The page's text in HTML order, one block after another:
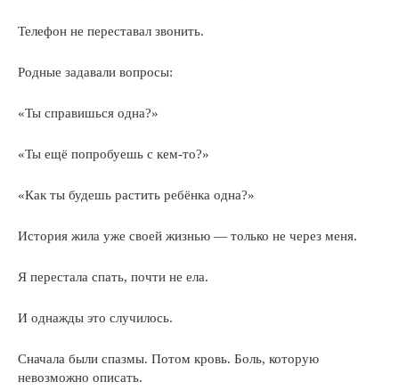
Телефон не переставал звонить.
Родные задавали вопросы:
«Ты справишься одна?»
«Ты ещё попробуешь с кем-то?»
«Как ты будешь растить ребёнка одна?»
История жила уже своей жизнью — только не через меня.
Я перестала спать, почти не ела.
И однажды это случилось.
Сначала были спазмы. Потом кровь. Боль, которую
невозможно описать.